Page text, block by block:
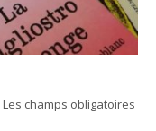
Les champs obligatoires